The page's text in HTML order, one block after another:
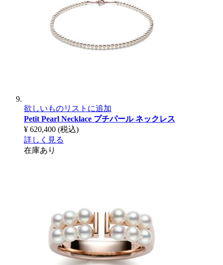
欲しいものリストに追加
Petit Pearl Necklace プチパール ネックレス
¥ 620,400 (税込)
詳しく見る
在庫あり